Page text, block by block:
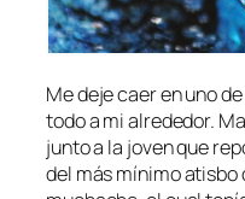
Me deje caer en uno
todo a mi alrededor.
junto a la joven que
del más mínimo